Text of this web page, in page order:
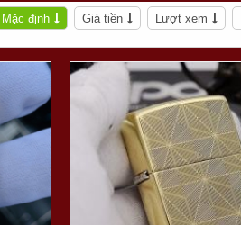
Mặc định Giá tiền Lượt xem